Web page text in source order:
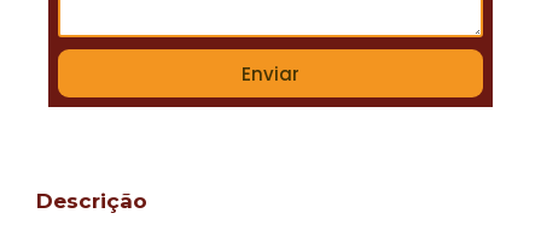
Enviar
Descrição